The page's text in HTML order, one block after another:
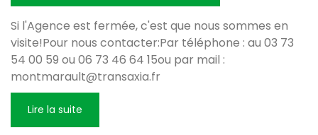
Si l'Agence est fermée, c'est que nous sommes en
visite!Pour nous contacter:Par téléphone : au 03 73
54 00 59 ou 06 73 46 64 15ou par mail :
montmarault@transaxia.fr